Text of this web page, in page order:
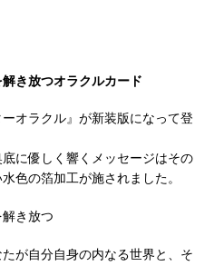
き放つオラクルカード
オラクル』が新装版になって登
に優しく響くメッセージはその
色の箔加工が施されました。
き放つ
が自分自身の内なる世界と、そ